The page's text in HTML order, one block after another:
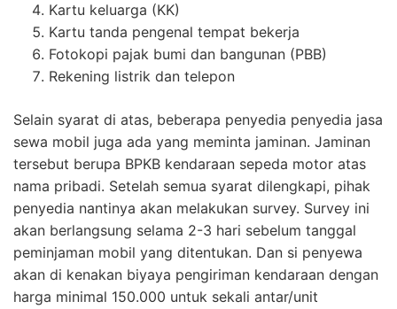
Kartu keluarga (KK)
Kartu tanda pengenal tempat bekerja
Fotokopi pajak bumi dan bangunan (PBB)
Rekening listrik dan telepon
Selain syarat di atas, beberapa penyedia penyedia jasa
sewa mobil juga ada yang meminta jaminan. Jaminan
tersebut berupa BPKB kendaraan sepeda motor atas
nama pribadi. Setelah semua syarat dilengkapi, pihak
penyedia nantinya akan melakukan survey. Survey ini
akan berlangsung selama 2-3 hari sebelum tanggal
peminjaman mobil yang ditentukan. Dan si penyewa
akan di kenakan biyaya pengiriman kendaraan dengan
harga minimal 150.000 untuk sekali antar/unit